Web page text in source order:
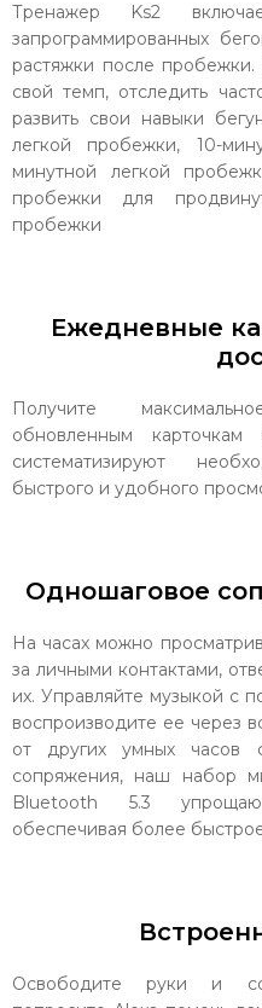
Тренажер Ks2
запрограммированных
растяжки после
свой темп, отследить
развить свои навыки
легкой пробежки, 10-
минутной легкой
пробежки для
пробежки
Ежедневные
Получите
обновленным карточкам
систематизируют
быстрого и удобного
Одношаговое
На часах можно
за личными контактами,
их. Управляйте музыкой с
воспроизводите ее через
от других умных часов
сопряжения, наш набор
Bluetooth 5.3
обеспечивая более
Освободите руки и